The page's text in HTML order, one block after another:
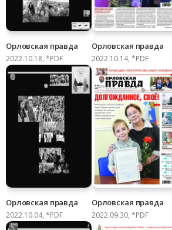
Орловская правда
2022.10.18, *PDF
Орловская правда
2022.10.14, *PDF
Орловская правда
2022.10.04, *PDF
Орловская правда
2022.09.30, *PDF